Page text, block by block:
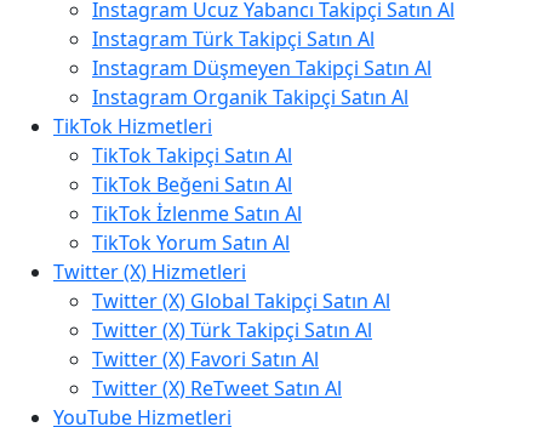
Instagram Ucuz Yabancı Takipçi Satın Al
Instagram Türk Takipçi Satın Al
Instagram Düşmeyen Takipçi Satın Al
Instagram Organik Takipçi Satın Al
TikTok Hizmetleri
TikTok Takipçi Satın Al
TikTok Beğeni Satın Al
TikTok İzlenme Satın Al
TikTok Yorum Satın Al
Twitter (X) Hizmetleri
Twitter (X) Global Takipçi Satın Al
Twitter (X) Türk Takipçi Satın Al
Twitter (X) Favori Satın Al
Twitter (X) ReTweet Satın Al
YouTube Hizmetleri